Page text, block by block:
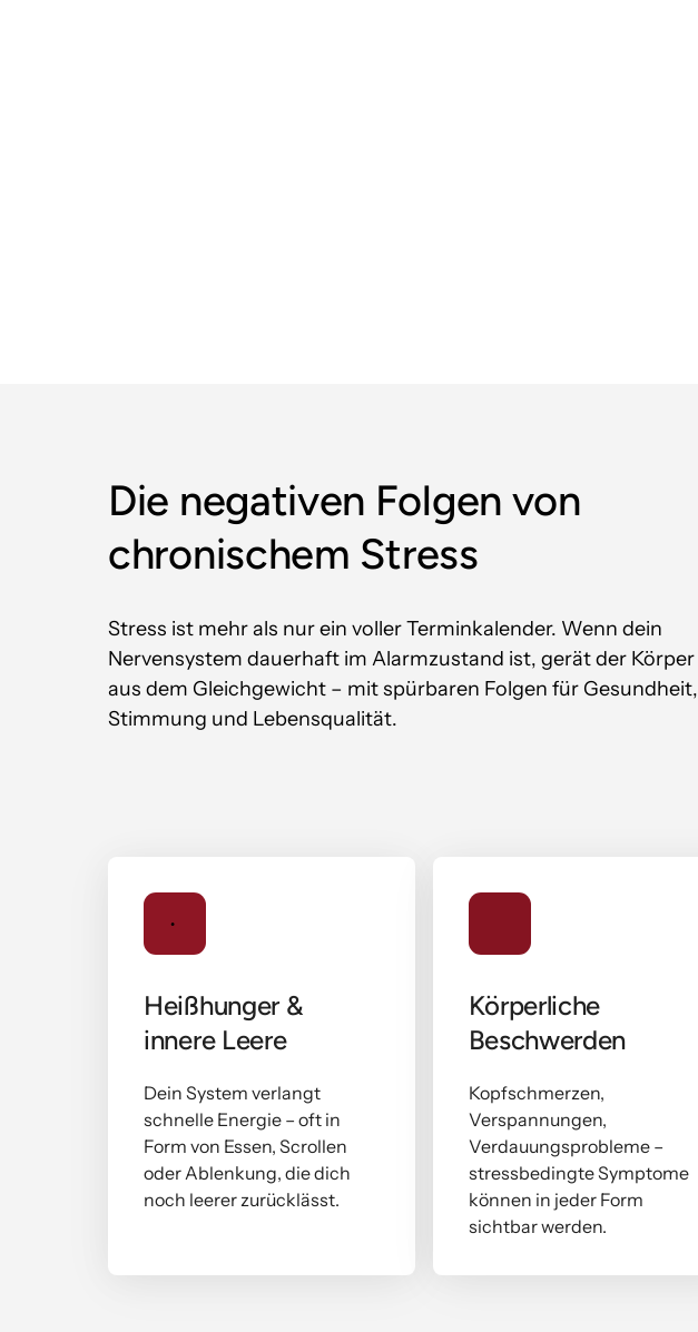
Die negativen Folgen von
chronischem Stress
Stress ist mehr als nur ein voller Terminkalender. Wenn dein
Nervensystem dauerhaft im Alarmzustand ist, gerät der Körper
aus dem Gleichgewicht – mit spürbaren Folgen für Gesundheit,
Stimmung und Lebensqualität.
Heißhunger &
innere Leere
Dein System verlangt
schnelle Energie – oft in
Form von Essen, Scrollen
oder Ablenkung, die dich
noch leerer zurücklässt.
Körperliche
Beschwerden
Kopfschmerzen,
Verspannungen,
Verdauungsprobleme –
stressbedingte Symptome
können in jeder Form
sichtbar werden.